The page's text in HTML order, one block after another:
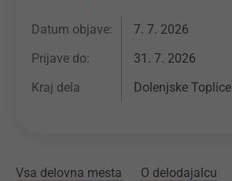
Datum objave:
7. 7. 2026
Prijave do:
31. 7. 2026
Kraj dela
Dolenjske Toplice
Vsa delovna mesta O delodajalcu